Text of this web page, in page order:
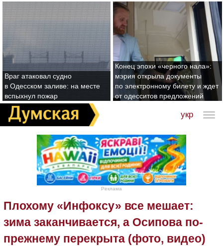
Враг атаковал судно
в Одесском заливе: на месте
вспыхнул пожар
Конец эпохи «черного нала»:
мэрия открыла документы
по электронному билету и ждет
от одесситов предложений
укр
Реклама
Плохому «Инфоксу» все мешает:
зима заканчивается, а Осипова по-
прежнему перекрыта (фото, видео)